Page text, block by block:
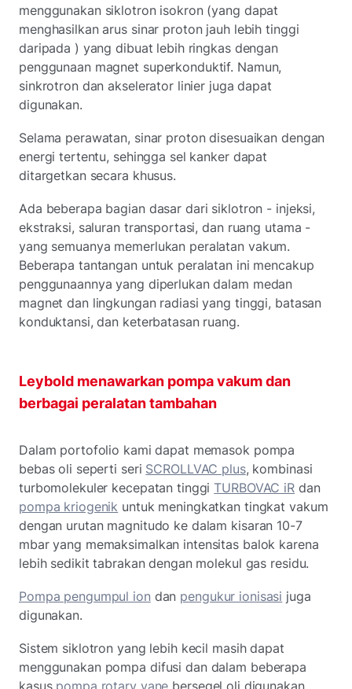
menggunakan siklotron isokron (yang dapat
menghasilkan arus sinar proton jauh lebih tinggi
daripada ) yang dibuat lebih ringkas dengan
penggunaan magnet superkonduktif. Namun,
sinkrotron dan akselerator linier juga dapat
digunakan.
Selama perawatan, sinar proton disesuaikan dengan
energi tertentu, sehingga sel kanker dapat
ditargetkan secara khusus.
Ada beberapa bagian dasar dari siklotron - injeksi,
ekstraksi, saluran transportasi, dan ruang utama -
yang semuanya memerlukan peralatan vakum.
Beberapa tantangan untuk peralatan ini mencakup
penggunaannya yang diperlukan dalam medan
magnet dan lingkungan radiasi yang tinggi, batasan
konduktansi, dan keterbatasan ruang.
Leybold menawarkan pompa vakum dan
berbagai peralatan tambahan
Dalam portofolio kami dapat memasok pompa
bebas oli seperti seri SCROLLVAC plus, kombinasi
turbomolekuler kecepatan tinggi TURBOVAC iR dan
pompa kriogenik untuk meningkatkan tingkat vakum
dengan urutan magnitudo ke dalam kisaran 10-7
mbar yang memaksimalkan intensitas balok karena
lebih sedikit tabrakan dengan molekul gas residu.
Pompa pengumpul ion dan pengukur ionisasi juga
digunakan.
Sistem siklotron yang lebih kecil masih dapat
menggunakan pompa difusi dan dalam beberapa
kasus pompa rotary vane bersegel oli digunakan.